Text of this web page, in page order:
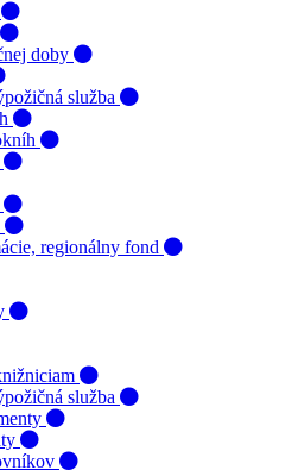
doby
služba
regionálny fond
služba